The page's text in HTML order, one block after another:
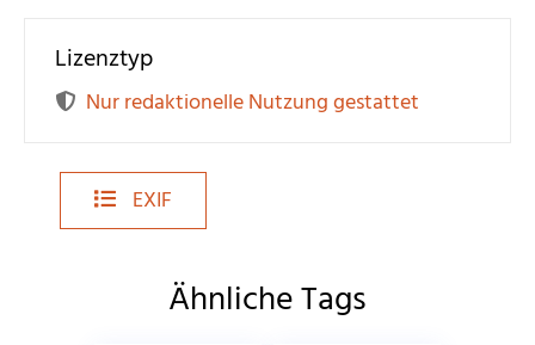
Lizenztyp
Nur redaktionelle Nutzung gestattet
EXIF
Ähnliche Tags